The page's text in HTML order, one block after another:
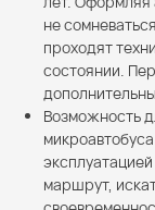
не
проходят
состоянии.
Возможность
маршрут,